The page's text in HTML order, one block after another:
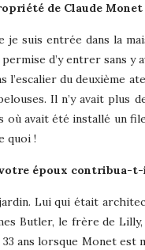
de Claude Monet
je suis entrée dans la
permise d’y entrer sans
l’escalier du deuxième
Il n’y avait plus
où avait été installé un
quoi !
époux contribua-
Lui qui était
Butler, le frère de
33 ans lorsque Monet